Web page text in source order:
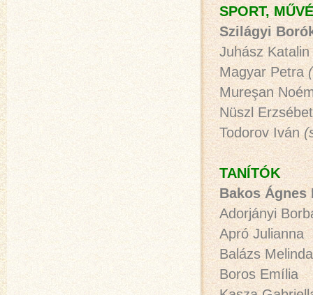
SPORT,
Szilágyi
Juhász Katalin
Magyar Petra
Mureşan
Nüszl
Todorov Iván
TANÍTÓK
Bakos Ágnes
Adorjányi
Apró Julianna
Balázs Melinda
Boros Emília